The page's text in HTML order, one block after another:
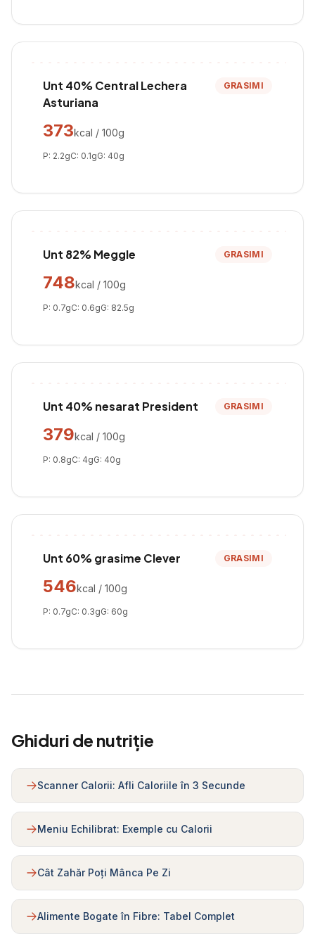
Unt 40% Central Lechera
Asturiana
GRASIMI
373kcal / 100g
P: 2.2gC: 0.1gG: 40g
Unt 82% Meggle GRASIMI
748kcal / 100g
P: 0.7gC: 0.6gG: 82.5g
Unt 40% nesarat President GRASIMI
379kcal / 100g
P: 0.8gC: 4gG: 40g
Unt 60% grasime Clever GRASIMI
546kcal / 100g
P: 0.7gC: 0.3gG: 60g
Ghiduri de nutriție
Scanner Calorii: Afli Caloriile în 3 Secunde
Meniu Echilibrat: Exemple cu Calorii
Cât Zahăr Poți Mânca Pe Zi
Alimente Bogate în Fibre: Tabel Complet